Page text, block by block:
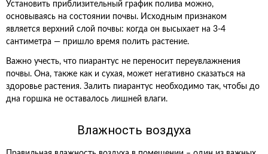
Установить приблизительный график полива можно,
основываясь на состоянии почвы. Исходным признаком
является верхний слой почвы: когда он высыхает на 3-4
сантиметра — пришло время полить растение.
Важно учесть, что пиарантус не переносит переувлажнения
почвы. Она, также как и сухая, может негативно сказаться на
здоровье растения. Залить пиарантус необходимо так, чтобы до
дна горшка не оставалось лишней влаги.
Влажность воздуха